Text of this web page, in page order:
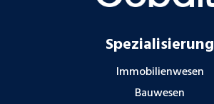
Spezialisierung
Immobilienwesen
Bauwesen